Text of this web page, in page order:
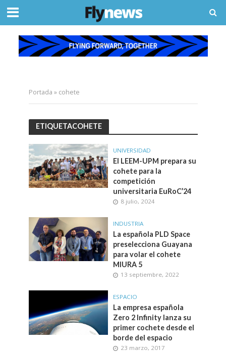
Portada » cohete
ETIQUETACOHETE
UNIVERSIDAD
El LEEM-UPM prepara su
cohete para la
competición
universitaria EuRoC’24
8 julio, 2024
INDUSTRIA
La española PLD Space
preselecciona Guayana
para volar el cohete
MIURA 5
13 septiembre, 2022
ESPACIO
La empresa española
Zero 2 Infinity lanza su
primer cochete desde el
borde del espacio
23 marzo, 2017